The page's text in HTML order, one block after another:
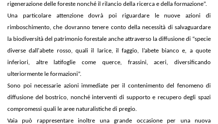
rigenerazione delle foreste nonché il rilancio della ricerca e della formazione”.
Una particolare attenzione dovrà poi riguardare le nuove azioni di
rimboschimento, che dovranno tenere conto della necessità di salvaguardare
la biodiversità del patrimonio forestale anche attraverso la diffusione di “specie
diverse dall'abete rosso, quali il larice, il faggio, l’abete bianco e, a quote
inferiori, altre latifoglie come querce, frassini, aceri, diversificando
ulteriormente le formazioni”.
Sono poi necessarie azioni immediate per il contenimento del fenomeno di
diffusione del bostrico, nonché interventi di supporto e recupero degli spazi
compromessi quali le aree naturalistiche di pregio.
Vaia può rappresentare inoltre una grande occasione per una nuova